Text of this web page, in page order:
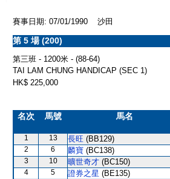
賽事日期: 07/01/1990 沙田
第 5 場 (200)
第三班 - 1200米 - (88-64)
TAI LAM CHUNG HANDICAP (SEC 1)
HK$ 225,000
名次 馬號 馬名
1 13 長旺 (BB129)
2 6 麟寶 (BC138)
3 10 曠世奇才 (BC150)
4 5 證券之星 (BE135)